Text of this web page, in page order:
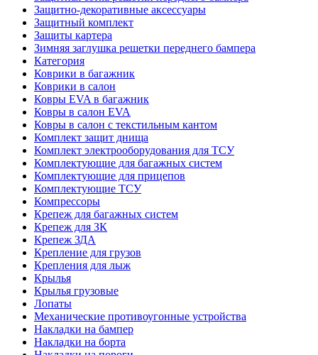
Защитно-декоративные аксессуары
Защитный комплект
Защиты картера
Зимняя заглушка решетки переднего бампера
Категория
Коврики в багажник
Коврики в салон
Ковры EVA в багажник
Ковры в салон EVA
Ковры в салон с текстильным кантом
Комплект защит днища
Комплект электрооборудования для ТСУ
Комплектующие для багажных систем
Комплектующие для прицепов
Комплектующие ТСУ
Компрессоры
Крепеж для багажных систем
Крепеж для ЗК
Крепеж ЗДА
Крепление для грузов
Крепления для лыж
Крылья
Крылья грузовые
Лопаты
Механические противоугонные устройства
Накладки на бампер
Накладки на борта